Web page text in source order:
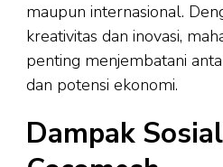
maupun internasional.
kreativitas dan inovasi,
penting menjembatani
dan potensi ekonomi.
Dampak